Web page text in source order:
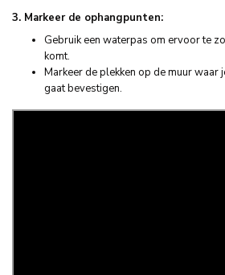
3. Markeer de ophangpunten:
Gebruik een waterpas om ervoor te
komt.
Markeer de plekken op de muur waar
gaat bevestigen.